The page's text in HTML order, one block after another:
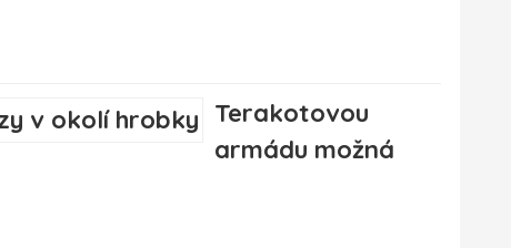
Terakotovou
armádu možná